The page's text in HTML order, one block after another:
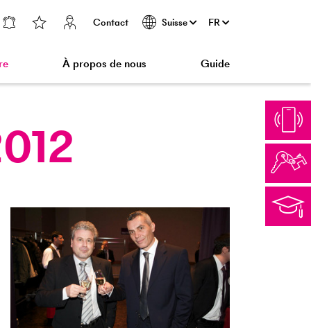
Contact Suisse FR
À propos de nous Guide